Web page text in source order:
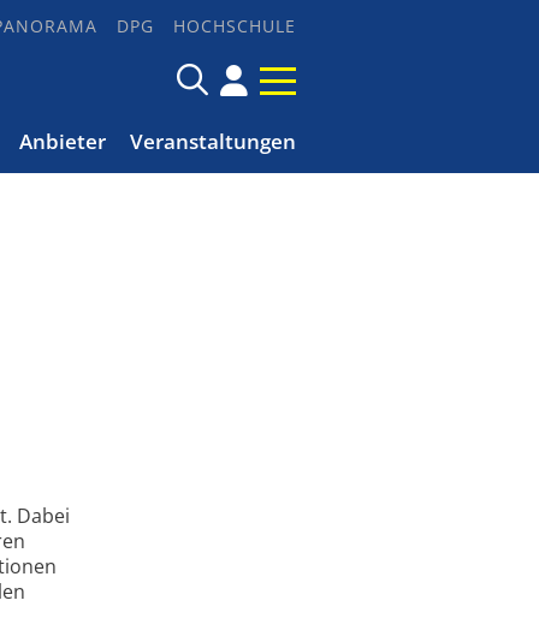
DPG HOCHSCHULE
Anbieter Veranstaltungen
Dabei